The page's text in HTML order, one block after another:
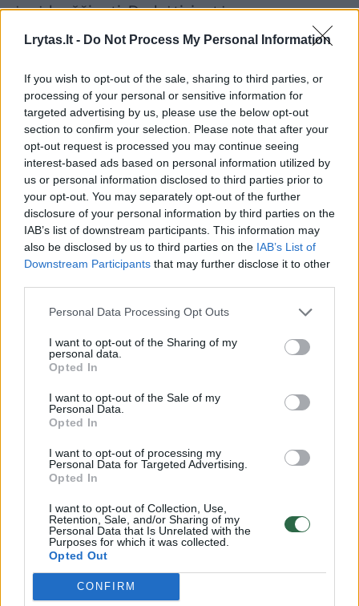
Lrytas.lt - Do Not Process My Personal Information
If you wish to opt-out of the sale, sharing to third parties, or
processing of your personal or sensitive information for
targeted advertising by us, please use the below opt-out
section to confirm your selection. Please note that after your
opt-out request is processed you may continue seeing
interest-based ads based on personal information utilized by
us or personal information disclosed to third parties prior to
your opt-out. You may separately opt-out of the further
disclosure of your personal information by third parties on the
IAB’s list of downstream participants. This information may
also be disclosed by us to third parties on the IAB’s List of
Downstream Participants that may further disclose it to other
Personal Data Processing Opt Outs
I want to opt-out of the Sharing of my
personal data.
Opted In
I want to opt-out of the Sale of my
Personal Data.
Opted In
I want to opt-out of processing my
Personal Data for Targeted Advertising.
Opted In
I want to opt-out of Collection, Use,
Retention, Sale, and/or Sharing of my
Personal Data that Is Unrelated with the
Purposes for which it was collected.
Opted Out
CONFIRM
ėmė karščiuoti. Drebėti, jautė raumenų
skausmą.
V.Pietro įspėjo tėvus, kad „vaikams viskas yra
realu, net ir filmai“.
Susiję straipsniai
keliautojai išdrįso jį paliesti,
bet tokios baigties nesitikėjo
moteris
Kaip rašo „National Geographic“, juodosios
našlės yra viena iš žmonių labiausiai bijomų
vorų rūšių ir vienas pavojingiausių vorų